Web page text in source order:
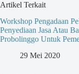
Artikel Terkait
Workshop Pengadaan
Penyediaan Jasa Atau
Probolinggo Untuk
29 Mei 2020